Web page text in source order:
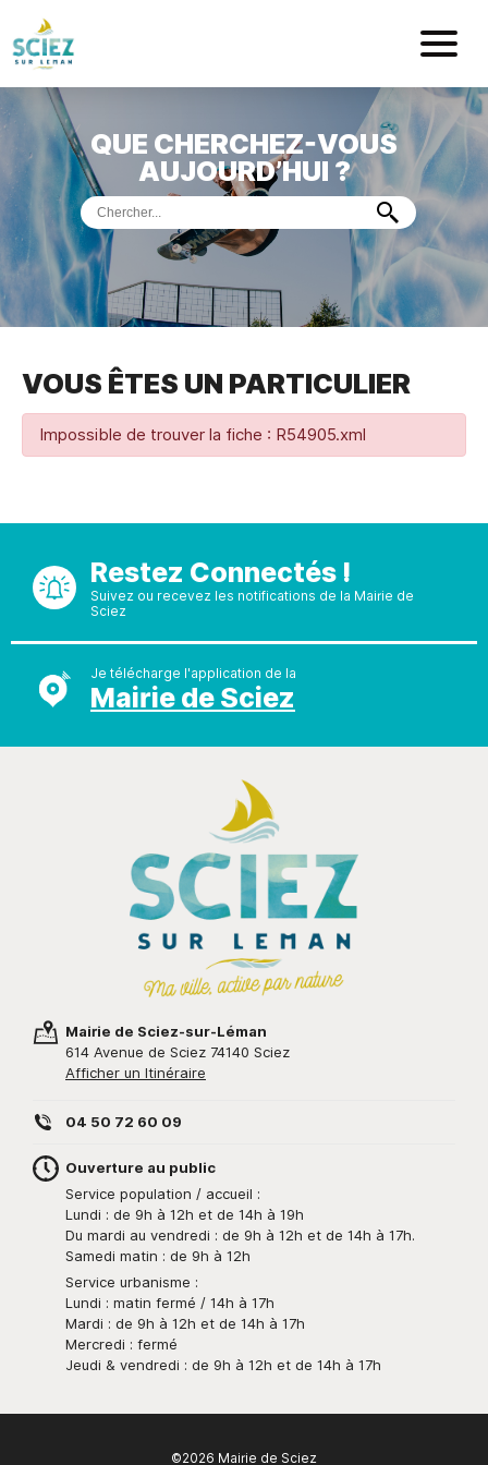
Mairie de
ACCUEIL
VOTREMAIRIE
VIEPRATIQUE
DÉMARCHES &SERVICES
PORTDE PLAISANCE
MUSÉEDE PRÉHISTOIRE ET GÉOLOGIE
QUE CHERCHEZ-VOUS
AUJOURD’HUI ?
VOUS ÊTES UN PARTICULIER
Impossible de trouver la fiche : R54905.xml
Restez Connectés !
Suivez ou recevez les notifications de la Mairie de
Sciez
Je télécharge l'application de la
Mairie de Sciez
Mairie de Sciez-sur-Léman
614 Avenue de Sciez 74140 Sciez
Afficher un Itinéraire
04 50 72 60 09
Ouverture au public
Service population / accueil :
Lundi : de 9h à 12h et de 14h à 19h
Du mardi au vendredi : de 9h à 12h et de 14h à 17h.
Samedi matin : de 9h à 12h
Service urbanisme :
Lundi : matin fermé / 14h à 17h
Mardi : de 9h à 12h et de 14h à 17h
Mercredi : fermé
Jeudi & vendredi : de 9h à 12h et de 14h à 17h
©2026 Mairie de Sciez